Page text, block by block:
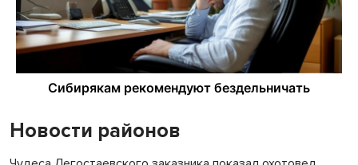
Новости районов